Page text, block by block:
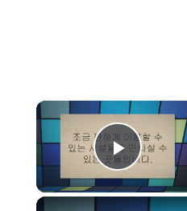
Play